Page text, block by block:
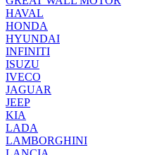
HAVAL
HONDA
HYUNDAI
INFINITI
ISUZU
IVECO
JAGUAR
JEEP
KIA
LADA
LAMBORGHINI